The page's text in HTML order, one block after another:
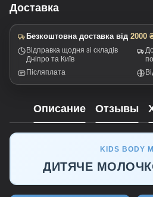
Доставка
Безкоштовна доставка від 2000
Відправка щодня зі складів
Дніпро та Київ
Післяплата
Описание Отзывы
KIDS BODY
ДИТЯЧЕ